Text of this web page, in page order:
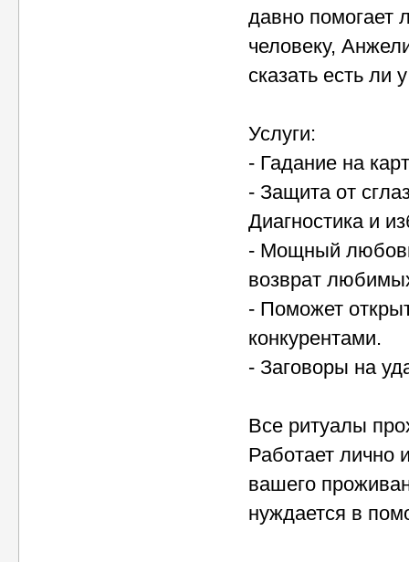
давно помогает
человеку,
сказать есть
Услуги:
- Гадание на
- Защита от
Диагностика и
- Мощный
возврат
- Поможет
конкурентами.
- Заговоры на
Все ритуалы
Работает лично
вашего
нуждается в